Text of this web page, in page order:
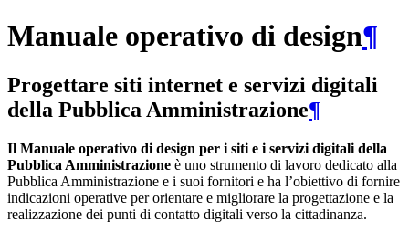
Manuale operativo di design¶
Progettare siti internet e servizi digitali
della Pubblica Amministrazione¶
Il Manuale operativo di design per i siti e i servizi digitali della
Pubblica Amministrazione è uno strumento di lavoro dedicato alla
Pubblica Amministrazione e i suoi fornitori e ha l’obiettivo di fornire
indicazioni operative per orientare e migliorare la progettazione e la
realizzazione dei punti di contatto digitali verso la cittadinanza.